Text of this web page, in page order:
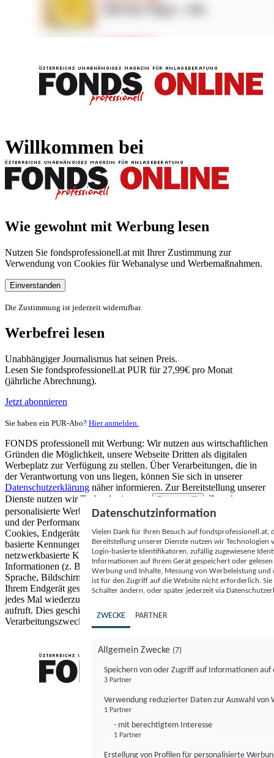
Willkommen bei
Wie gewohnt mit Werbung lesen
Nutzen Sie fondsprofessionell.at mit Ihrer Zustimmung zur
Verwendung von Cookies für Webanalyse und Werbemaßnahmen.
Einverstanden
Die Zustimmung ist jederzeit widerrufbar.
Werbefrei lesen
Unabhängiger Journalismus hat seinen Preis.
Lesen Sie fondsprofessionell.at PUR für 27,99€ pro Monat
(jährliche Abrechnung).
Jetzt abonnieren
Sie haben ein PUR-Abo? Hier anmelden.
FONDS professionell mit Werbung: Wir nutzen aus wirtschaftlichen
Gründen die Möglichkeit, unsere Webseite Dritten als digitalen
Werbeplatz zur Verfügung zu stellen. Über Verarbeitungen, die in
der Verantwortung von uns liegen, können Sie sich in unserer
Datenschutzerklärung näher informieren. Zur Bereitstellung unserer
Dienste nutzen wir Technologien von
Partnern (5)
. Zwecke:
personalisierte Werbung und Inhalte, Messung von Werbeleistung
und der Performance von Inhalten sowie Zielgruppenforschung.
Cookies, Endgeräte- oder ähnliche Online-Kennungen (z. B. login-
basierte Kennungen, zufällig generierte Kennungen,
netzwerkbasierte Kennungen) können zusammen mit anderen
Informationen (z. B. Browsertyp und Browserinformationen,
Sprache, Bildschirmgröße, unterstützte Technologien usw.) auf
Ihrem Endgerät gespeichert oder von dort ausgelesen werden, um es
jedes Mal wiederzuerkennen, wenn es eine App oder einer Webseite
aufruft. Dies geschieht für einen oder mehrere der hier aufgeführten
Verarbeitungszwecke.
Datenschutzinformation
Vielen Dank für Ihren Besuch auf
Bereitstellung unserer Dienste nutzen wir Technologien
Login-basierte Identifikatoren, zufällig zugewiesene
Informationen auf Ihrem Gerät gespeichert oder
Werbung und Inhalte, Messung von Werbeleistung
ist für den Zugriff auf die Website nicht erforderlich.
Schalter ändern, oder später jederzeit via
ZWECKE PARTNER
Allgemein Zwecke (7)
Speichern von oder Zugriff auf Informationen auf
3 Partner
Verwendung reduzierter Daten zur Auswahl von
1 Partner
- mit berechtigtem Interesse
1 Partner
Erstellung von Profilen für personalisierte
FONDS professionell